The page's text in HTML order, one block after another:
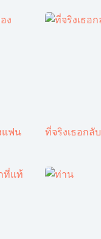
แฟน ที่จริงเธอกลับ